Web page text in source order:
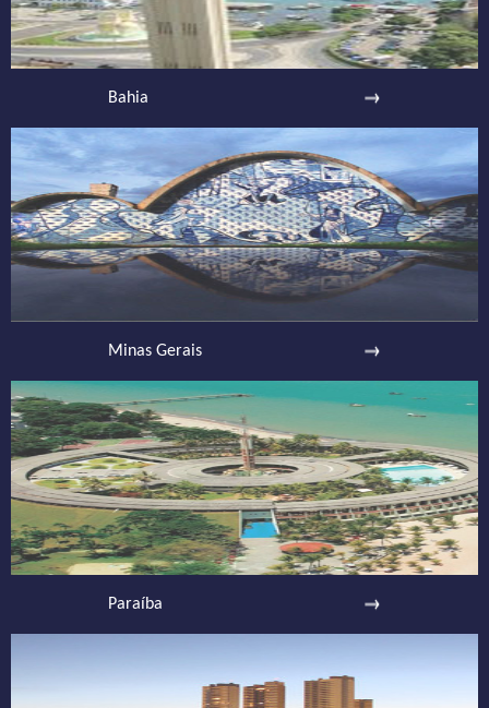
Bahia
Minas Gerais
Paraíba